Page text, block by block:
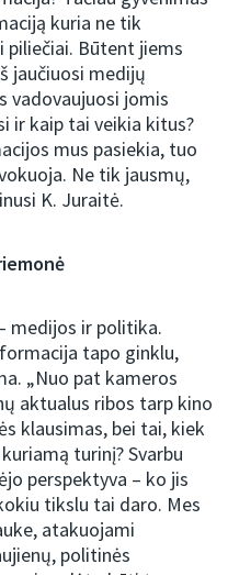
kuria ne tik
piliečiai. Būtent jiems
jaučiuosi medijų
vadovaujuosi jomis
ir kaip tai veikia kitus?
mus pasiekia, tuo
Ne tik jausmų,
K. Juraitė.
medijos ir politika.
tapo ginklu,
„Nuo pat kameros
aktualus ribos tarp kino
klausimas, bei tai, kiek
turinį? Svarbu
perspektyva – ko jis
tikslu tai daro. Mes
atakuojami
politinės